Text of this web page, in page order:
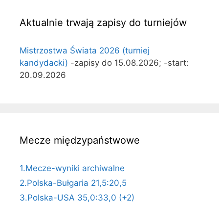
Aktualnie trwają zapisy do turniejów
Mistrzostwa Świata 2026 (turniej
kandydacki) -zapisy do 15.08.2026; -start:
20.09.2026
Mecze międzypaństwowe
1.Mecze-wyniki archiwalne
2.Polska-Bułgaria 21,5:20,5
3.Polska-USA 35,0:33,0 (+2)